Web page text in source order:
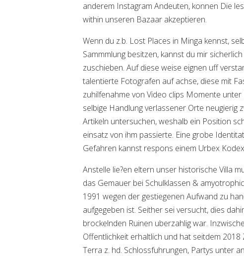
anderem Instagram Andeuten, konnen Die
within unseren Bazaar akzeptieren.
Wenn du z.b. Lost Places in Minga kennst,
Sammmlung besitzen, kannst du mir
zuschieben. Auf diese weise eignen uff
talentierte Fotografen auf achse, diese mit
zuhilfenahme von Video clips Momente
selbige Handlung verlassener Orte neugierig
Artikeln untersuchen, weshalb ein Position
einsatz von ihm passierte. Eine grobe
Gefahren kannst respons einem Urbex
Anstelle lie?en eltern unser historische Villa
das Gemauer bei Schulklassen &
1991 wegen der gestiegenen Aufwand zu
aufgegeben ist. Seither sei versucht, dies
brockelnden Ruinen uberzahlig war.
Offentlichkeit erhaltlich und hat seitdem
Terra z. hd. Schlossfuhrungen, Partys unter